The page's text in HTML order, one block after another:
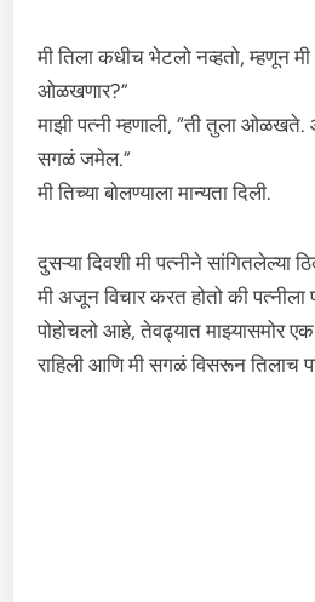
मी तिला कधीच भेटलो नव्हतो, म्हणून
ओळखणार?”
माझी पत्नी म्हणाली, “ती तुला
सगळं जमेल.”
मी तिच्या बोलण्याला मान्यता दिली.
दुसऱ्या दिवशी मी पत्नीने सांगितलेल्या
मी अजून विचार करत होतो की
पोहोचलो आहे, तेवढ्यात माझ्यासमोर
राहिली आणि मी सगळं विसरून तिलाच